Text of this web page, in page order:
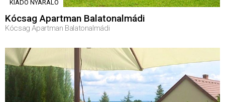
KIADÓ NYARALÓ
Kócsag Apartman Balatonalmádi
Kócsag Apartman Balatonalmádi